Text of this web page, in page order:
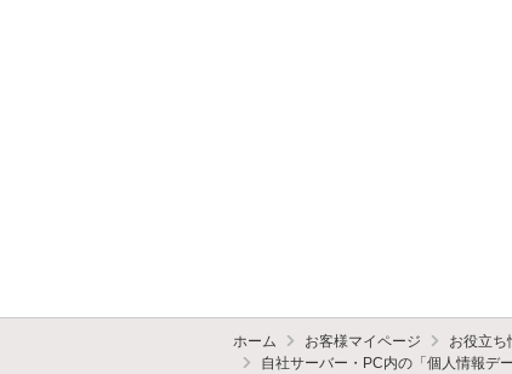
ホーム お客様マイページ お役立ち
自社サーバー・PC内の「個人情報デ